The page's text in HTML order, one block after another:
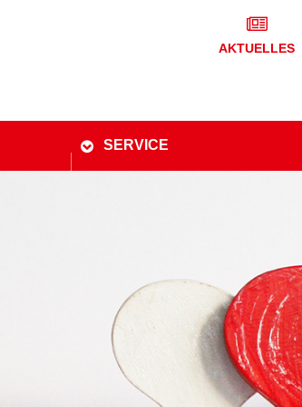
AKTUELLES
SERVICE